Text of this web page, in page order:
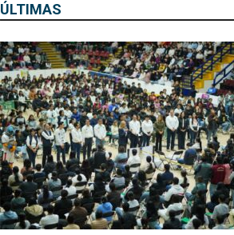
ÚLTIMAS